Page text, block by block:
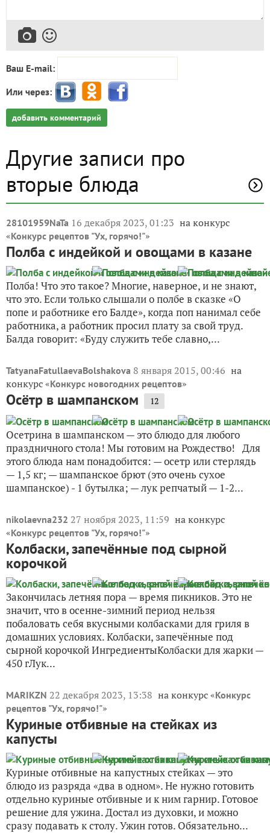
Ваш E-mail:
Или через:
добавить комментарий
Другие записи про
вторые блюда
28101959NaTa 16 декабря 2023, 01:23 на конкурс
«Конкурс рецептов "Ух, горячо!"»
Полба с индейкой и овощами в казане
Полба! Что это такое? Многие, наверное, и не знают,
что это. Если только слышали о полбе в сказке «О
попе и работнике его Балде», когда поп нанимал себе
работника, а работник просил плату за свой труд.
Балда говорит: «Буду служить тебе славно,...
TatyanaFatullaevaBolshakova 8 января 2015, 00:46 на
конкурс «Конкурс новогодних рецептов»
Осётр в шампанском 12
Осетрина в шампанском — это блюдо для любого
праздничного стола! Мы готовим на Рождество! Для
этого блюда нам понадобится: — осетр или стерлядь
— 1,5 кг; — шампанское брют (это очень сухое
шампанское) - 1 бутылка; — лук репчатый — 1-2...
nikolaevna232 27 ноября 2023, 11:59 на конкурс
«Конкурс рецептов "Ух, горячо!"»
Колбаски, запечённые под сырной
корочкой
Закончилась летняя пора — время пикников. Это не
значит, что в осенне-зимний период нельзя
побаловать себя вкусными колбасками для гриля в
домашних условиях. Колбаски, запечённые под
сырной корочкой ИнгредиентыКолбаски для жарки —
450 гЛук...
MARIKZN 22 декабря 2023, 13:38 на конкурс «Конкурс
рецептов "Ух, горячо!"»
Куриные отбивные на стейках из
капусты
Куриные отбивные на капустных стейках — это
блюдо из разряда «два в одном». Не нужно готовить
отдельно куриные отбивные и к ним гарнир. Готовое
решение для ужина. Достал из духовки, и можно
сразу подавать к столу. Ужин готов. Обязательно...